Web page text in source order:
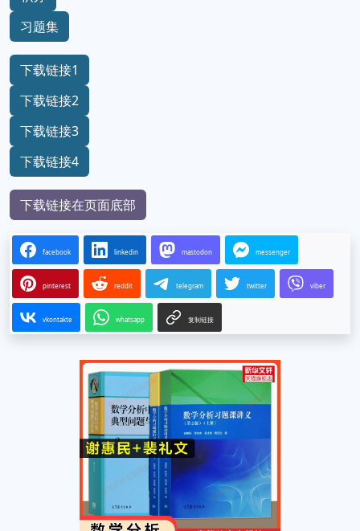
习题集
下载链接1
下载链接2
下载链接3
下载链接4
下载链接在页面底部
facebook linkedin mastodon messenger
pinterest reddit telegram twitter viber
vkontakte whatsapp 复制链接